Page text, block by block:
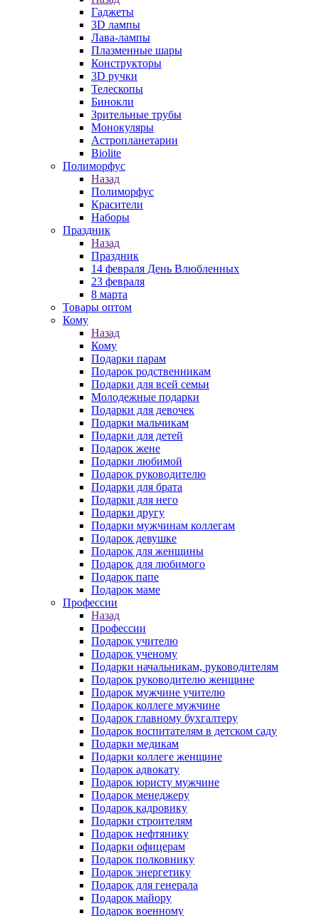
Гаджеты
3D лампы
Лава-лампы
Плазменные шары
Конструкторы
3D ручки
Телескопы
Бинокли
Зрительные трубы
Монокуляры
Астропланетарии
Biolite
Полиморфус
Назад
Полиморфус
Красители
Наборы
Праздник
Назад
Праздник
14 февраля День Влюбленных
23 февраля
8 марта
Товары оптом
Кому
Назад
Кому
Подарки парам
Подарок родственникам
Подарки для всей семьи
Молодежные подарки
Подарки для девочек
Подарки мальчикам
Подарки для детей
Подарок жене
Подарки любимой
Подарок руководителю
Подарки для брата
Подарки для него
Подарки другу
Подарки мужчинам коллегам
Подарок девушке
Подарок для женщины
Подарок для любимого
Подарок папе
Подарок маме
Профессии
Назад
Профессии
Подарок учителю
Подарок ученому
Подарки начальникам, руководителям
Подарок руководителю женщине
Подарок мужчине учителю
Подарок коллеге мужчине
Подарок главному бухгалтеру
Подарок воспитателям в детском саду
Подарки медикам
Подарки коллеге женщине
Подарок адвокату
Подарок юристу мужчине
Подарок менеджеру
Подарок кадровику
Подарки строителям
Подарок нефтянику
Подарки офицерам
Подарок полковнику
Подарок энергетику
Подарок для генерала
Подарок майору
Подарок военному